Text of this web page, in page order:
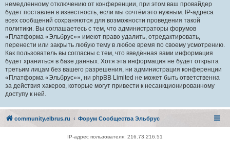
немедленному отключению от конференции, при этом ваш провайдер
будет поставлен в известность, если мы сочтём это нужным. IP-адреса
всех сообщений сохраняются для возможности проведения такой
политики. Вы соглашаетесь с тем, что администраторы форумов
«Платформа «Эльбрус»» имеют право удалить, отредактировать,
перенести или закрыть любую тему в любое время по своему усмотрению.
Как пользователь вы согласны с тем, что введённая вами информация
будет храниться в базе данных. Хотя эта информация не будет открыта
третьим лицам без вашего разрешения, ни администрация конференции
«Платформа «Эльбрус»», ни phpBB Limited не может быть ответственна
за действия хакеров, которые могут привести к несанкционированному
доступу к ней.
community.elbrus.ru Форум Сообщества Эльбрус
IP-адрес пользователя: 216.73.216.51